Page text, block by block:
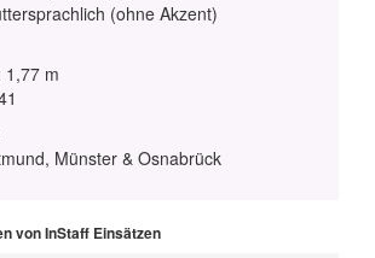
(ohne Akzent)
1,77 m
Münster & Osnabrück
von InStaff Einsätzen